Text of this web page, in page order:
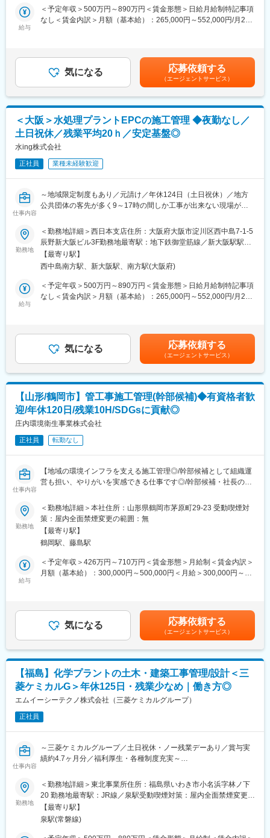
り組みを行っています。
・夜勤：なし
EPC、維持管理、メンテナンス、薬品提供までワンストップで提
供しています。
・官公庁8割・民間2割で案件を受注しており、主な顧客は国内外
の官公庁／地方自治体／水族館／テーマパーク／飲料メーカー／
医薬品メーカー等です。
■同社の強み
・民間企業、官公庁など安定した取引実績があり、インフラを支
える安定企業です。
・2025年には110兆円にも膨らむと言われている水ビジネスのパ
・年休124日、通信講座受講支援、法人契約保養施設・スポーツ
クラブ等福利厚生が充実しています。転勤の場合、赴任時の手
当、毎月の帰省旅費を支給します。
変更の範囲：会社の定める業務
の機械・電気工事がメインとなります。
・計画積算
・仮設計画の作成
※施工図などの図面作成は行いません。
■案件・業務について
＊工期
半年～１年、長くて２～３年です。
現場までの通勤が難しい場合には、半年～1年の長期出張となりま
す。
小中規模案件：年間1件～15件程度。
大規模案件：金額は50億～100億円／3～4名程度で担当
小中規模案件：金額は100万～数億円／１名～2名程度で担当
＊DXへの取り組み
タブレットを活用した施工管理など、DXを活用し業務効率化の取
り組みを行っています。
・夜勤：なし
EPC、維持管理、メンテナンス、薬品提供までワンストップで提
供しています。
・官公庁8割・民間2割で案件を受注しており、主な顧客は国内外
の官公庁／地方自治体／水族館／テーマパーク／飲料メーカー／
医薬品メーカー等です。
■同社の強み
・民間企業、官公庁など安定した取引実績があり、インフラを支
える安定企業です。
・2025年には110兆円にも膨らむと言われている水ビジネスのパ
・年休124日、通信講座受講支援、法人契約保養施設・スポーツ
クラブ等福利厚生が充実しています。転勤の場合、赴任時の手
当、毎月の帰省旅費を支給します。
変更の範囲：会社の定める業務
給与
＜予定年収＞500万円～890万円＜賃金形態＞日給月給制特記事項
なし＜賃金内訳＞月額（基本給）：265,000円～552,000円/月20
（企業業績により加算）賃金はあくまでも目安の金額であり、選
考を通じて上下する可能性があります。月給(月額)は固定手当を含
めた表記です。
気になる 応募依頼する
（エージェントサービス）
＜大阪＞水処理プラントEPCの施工管理 ◆夜勤なし／
土日祝休／残業平均20ｈ／安定基盤◎
水ing株式会社
正社員 業種未経験歓迎
仕事内容
～地域限定制度もあり／元請け／年休124日（土日祝休）／地方
公共団体の客先が多く9～17時の間しか工事が出来ない現場が多
です～
■業務内容
新設工事の現場における施工管理業務を担当します。水処理設備
の機械・電気工事がメインとなります。
■業務詳細
・仮設計画の作成
※施工図などの図面作成は行いません。
半年～１年、長くて２～３年です。
現場までの通勤が難しい場合には、半年～1年の長期出張となりま
す。
＊担当案件数（規模や期間により件数は変動します）
大規模案件：年間1件程度
小中規模案件：年間1件～15件程度。
＊受注金額・フォロー体制
大規模案件：金額は50億～100億円／3～4名程度で担当
＊DXへの取り組み
タブレットを活用した施工管理など、DXを活用し業務効率化の取
り組みを行っています。
■働き方：
・在宅：担当現場がない、稼働していないときは、事務作業を在
・顧客ニーズに応える為、水質分析から基本プロセス設計、
EPC、維持管理、メンテナンス、薬品提供までワンストップで提
供しています。
・官公庁8割・民間2割で案件を受注しており、主な顧客は国内外
の官公庁／地方自治体／水族館／テーマパーク／飲料メーカー／
医薬品メーカー等です。
■同社の強み
・民間企業、官公庁など安定した取引実績があり、インフラを支
イオニアとしては勿論、製薬工場の設備管理受託という新規事業
にも挑戦し業界をリードし続けております。
クラブ等福利厚生が充実しています。転勤の場合、赴任時の手
当、毎月の帰省旅費を支給します。
変更の範囲：会社の定める業務
勤務地
＜勤務地詳細＞西日本支店住所：大阪府大阪市淀川区西中島7-1-5
辰野新大阪ビル3F勤務地最寄駅：地下鉄御堂筋線／新大阪駅駅受
動喫煙対策：屋内全面禁煙変更の範囲：会社の定める事業所（リ
モートワーク含む）
【最寄り駅】
西中島南方駅、新大阪駅、南方駅(大阪府)
給与
＜予定年収＞500万円～890万円＜賃金形態＞日給月給制特記事項
なし＜賃金内訳＞月額（基本給）：265,000円～552,000円/月20
（企業業績により加算）賃金はあくまでも目安の金額であり、選
考を通じて上下する可能性があります。月給(月額)は固定手当を含
めた表記です。
気になる 応募依頼する
（エージェントサービス）
【山形/鶴岡市】管工事施工管理(幹部候補)◆有資格者歓
迎/年休120日/残業10H/SDGsに貢献◎
庄内環境衛生事業株式会社
正社員 転勤なし
仕事内容
【地域の環境インフラを支える施工管理◎/幹部候補として組織運
営も担い、やりがいを実感できる仕事です◎/幹部候補・社長の右
■募集背景：業務拡大に伴う社内体制整備のための増員募集です。
社長の右腕となる幹部候補を募集しています。
■職務内容：当社は、山形県庄内地域を中心に環境衛生事業や建築
設備工事を展開しています。本ポジションでは、管工事施工管理
業務を中心に担当し、将来的には幹部候補として会社運営にも携
わっていただきます。地域社会のインフラを守る重要な役割を担
・下水処理施設や浄化槽、農業集落排水施設などの設備工事にお
ける施工管理業務全般を担当します。
・受注した管工事や設備工事に関する工程管理・品質管理・安全
・庄内一円が主な工事エリアですが、全国への出張案件もござい
ます。
・幹部候補として、組織運営や若手育成、業務改善にも積極的に
関わることができます。
■組織構成：管工事施工管理は10名（全員男性）が対応していま
す。
■業務の魅力：地域インフラを守る社会的意義の高い仕事であり、
幹部候補としてキャリアアップも目指せます。SDGsや脱炭素化な
■就業環境：年間休日120日、福利厚生も充実。マイカー通勤可、
各種手当や賞与あり。働きやすい職場環境を整えています。
勤務地
＜勤務地詳細＞本社住所：山形県鶴岡市茅原町29-23 受動喫煙対
策：屋内全面禁煙変更の範囲：無
【最寄り駅】
鶴岡駅、藤島駅
給与
＜予定年収＞426万円～710万円＜賃金形態＞月給制＜賃金内訳＞
月額（基本給）：300,000円～500,000円＜月給＞300,000円～
でも目安の金額であり、選考を通じて上下する可能性がありま
す。月給(月額)は固定手当を含めた表記です。
気になる 応募依頼する
（エージェントサービス）
【福島】化学プラントの土木・建築工事管理/設計＜三
菱ケミカルG＞年休125日・残業少なめ｜働き方◎
エムイーシーテクノ株式会社（三菱ケミカルグループ）
正社員
仕事内容
～三菱ケミカルグループ／土日祝休・ノー残業デーあり／賞与実
績約4.7ヶ月分／福利厚生・各種制度充実～
化学プラントや製薬工場内の「土木・建築施工管理」業務をお任
せ致します。
■業務内容：
・見積作成業務
・協力会社の選定、資材の発注
・工事計画書、作業手順書作成
勤務地
＜勤務地詳細＞東北事業所住所：福島県いわき市小名浜字林ノ下
20 勤務地最寄駅：JR線／泉駅受動喫煙対策：屋内全面禁煙変更の
範囲：会社の定める事業所
【最寄り駅】
泉駅(常磐線)